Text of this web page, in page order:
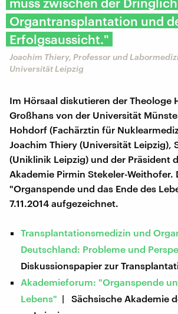
Organtransplantation und
Erfolgsaussicht."
Joachim Thiery, Professor und
Universität Leipzig
Im Hörsaal diskutieren der Theologe
Großhans von der Universität
Hohdorf (Fachärztin für
Joachim Thiery (Universität Leipzig),
(Uniklinik Leipzig) und der Präsident
Akademie Pirmin Stekeler-Weithofer.
"Organspende und das Ende des
7.11.2014 aufgezeichnet.
Transplantationsmedizin und
Deutschland: Probleme und
Diskussionspapier zur
Akademieforum: "Organspende
Lebens" | Sächsische Akademie